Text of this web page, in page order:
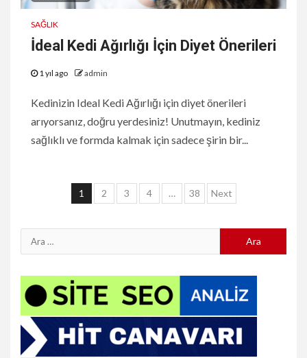
SAĞLIK
İdeal Kedi Ağırlığı İçin Diyet Önerileri
1 yıl ago admin
Kedinizin Ideal Kedi Ağırlığı için diyet önerileri
arıyorsanız, doğru yerdesiniz! Unutmayın, kediniz
sağlıklı ve formda kalmak için sadece şirin bir...
Yazı
1 2 3 4 … 38 Next
Arama: